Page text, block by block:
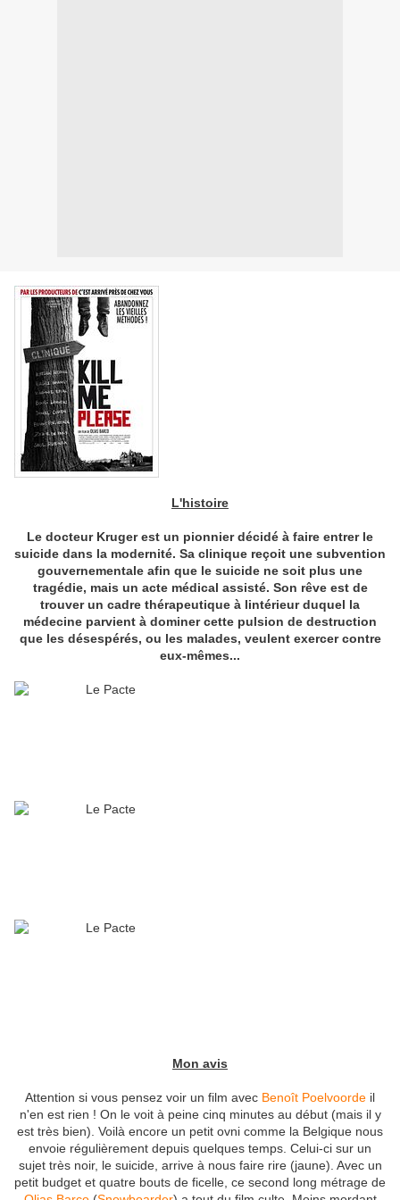
L'histoire
Le docteur Kruger est un pionnier décidé à faire entrer le
suicide dans la modernité. Sa clinique reçoit une subvention
gouvernementale afin que le suicide ne soit plus une
tragédie, mais un acte médical assisté. Son rêve est de
trouver un cadre thérapeutique à lintérieur duquel la
médecine parvient à dominer cette pulsion de destruction
que les désespérés, ou les malades, veulent exercer contre
eux-mêmes...
Mon avis
Attention si vous pensez voir un film avec Benoît Poelvoorde il
n'en est rien ! On le voit à peine cinq minutes au début (mais il y
est très bien). Voilà encore un petit ovni comme la Belgique nous
envoie régulièrement depuis quelques temps. Celui-ci sur un
sujet très noir, le suicide, arrive à nous faire rire (jaune). Avec un
petit budget et quatre bouts de ficelle, ce second long métrage de